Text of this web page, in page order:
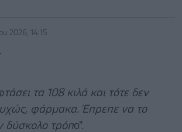
2026, 14:15
τα 108 κιλά και τότε δεν
φάρμακα. Έπρεπε να το
δύσκολο τρόπο".